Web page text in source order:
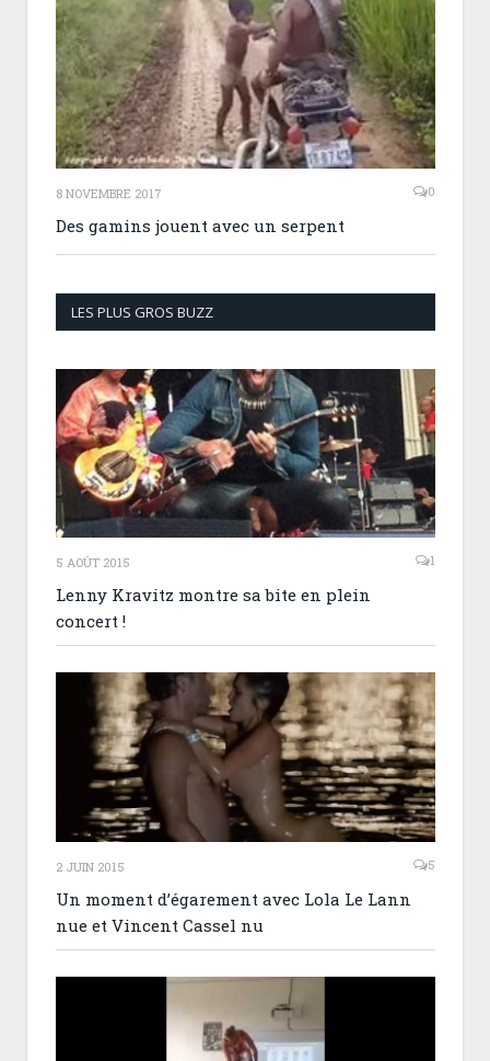
8 NOVEMBRE 2017 0
Des gamins jouent avec un serpent
LES PLUS GROS BUZZ
5 AOÛT 2015 1
Lenny Kravitz montre sa bite en plein
concert !
2 JUIN 2015 5
Un moment d’égarement avec Lola Le Lann
nue et Vincent Cassel nu